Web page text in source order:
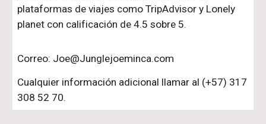
plataformas de viajes como TripAdvisor y Lonely
planet con calificación de 4.5 sobre 5.
Correo: Joe@Junglejoeminca.com
Cualquier información adicional llamar al (+57) 317
308 52 70.